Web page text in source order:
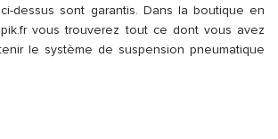
dessus sont garantis. Dans la boutique en
vous trouverez tout ce dont vous avez
le système de suspension pneumatique